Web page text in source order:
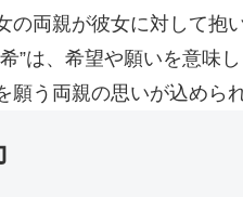
の両親が彼女に対して抱
”は、希望や願いを意味
願う両親の思いが込めら